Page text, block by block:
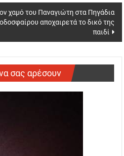
χαμό του Παναγιώτη στα Πηγάδια
αποχαιρετά το δικό της
παιδί
σας αρέσουν